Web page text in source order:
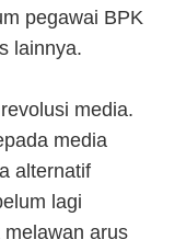
pegawai BPK
lainnya.
media.
media
alternatif
lagi
arus